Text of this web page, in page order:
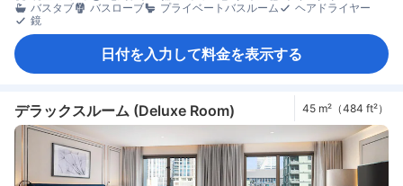
バスタブ
バスローブ プライベートバスルーム
ヘアドライヤー
鏡
日付を入力して料金を表示する
デラックスルーム (Deluxe Room) 45 m²（484 ft²）